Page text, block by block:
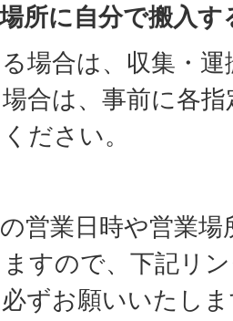
所に自分で搬入す
場合は、収集・
合は、事前に各
ださい。
営業日時や営業
すので、下記リ
ずお願いいたし